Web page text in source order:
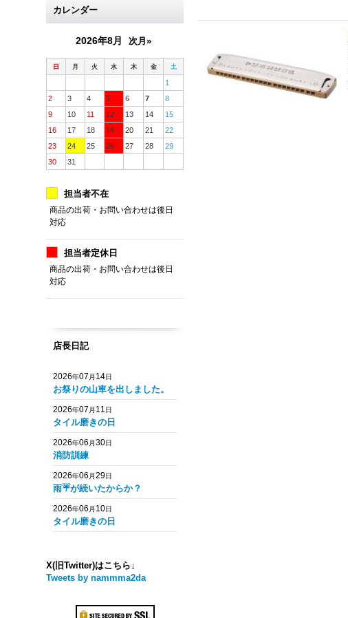
カレンダー
2026年8月 次月»
日 月 火 水 木 金 土
1
2
3 4 5 6 7
8
9
10 11 12 13 14
15
16
17 18 19 20 21
22
23
24 25 26 27 28
29
30
31
担当者不在
商品の出荷・お問い合わせは後日
対応
担当者定休日
商品の出荷・お問い合わせは後日
対応
店長日記
2026年07 月 14日
お祭りの山車を出しました。
2026年07 月 11日
タイル磨きの日
2026年06 月30日
消防訓練
2026年06 月29日
雨☔️が続いたからか？
2026年06 月 10日
タイル磨きの日
X(旧Twitter)はこちら↓
Tweets by nammma2da